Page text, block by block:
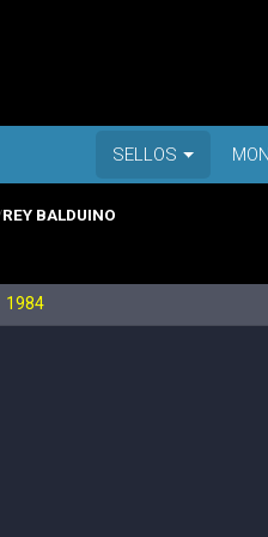
SELLOS
REY BALDUINO
1984